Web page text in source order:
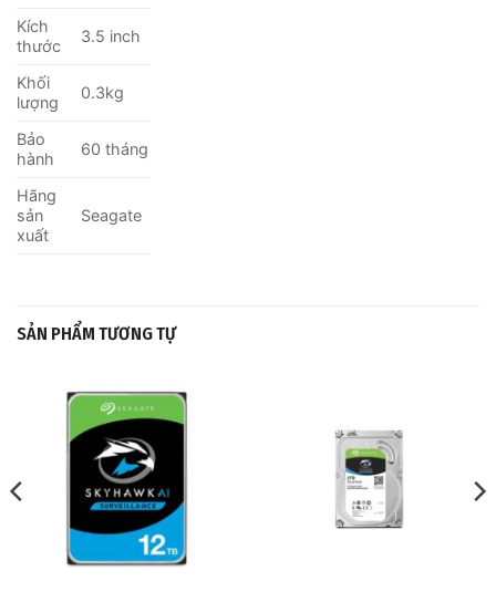
Kích
thước
3.5 inch
Khối
lượng
0.3kg
Bảo
hành
60 tháng
Hãng
sản
xuất
Seagate
SẢN PHẨM TƯƠNG TỰ